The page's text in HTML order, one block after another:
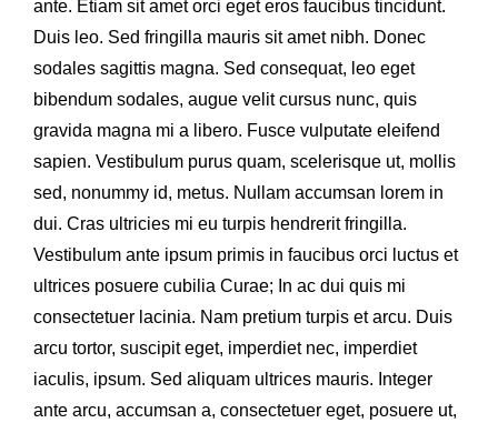
ante. Etiam sit amet orci eget eros faucibus tincidunt.
Duis leo. Sed fringilla mauris sit amet nibh. Donec
sodales sagittis magna. Sed consequat, leo eget
bibendum sodales, augue velit cursus nunc, quis
gravida magna mi a libero. Fusce vulputate eleifend
sapien. Vestibulum purus quam, scelerisque ut, mollis
sed, nonummy id, metus. Nullam accumsan lorem in
dui. Cras ultricies mi eu turpis hendrerit fringilla.
Vestibulum ante ipsum primis in faucibus orci luctus et
ultrices posuere cubilia Curae; In ac dui quis mi
consectetuer lacinia. Nam pretium turpis et arcu. Duis
arcu tortor, suscipit eget, imperdiet nec, imperdiet
iaculis, ipsum. Sed aliquam ultrices mauris. Integer
ante arcu, accumsan a, consectetuer eget, posuere ut,